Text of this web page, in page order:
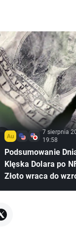
7 sierpnia
19:58
Podsumowanie
Klęska Dolara po
Złoto wraca do